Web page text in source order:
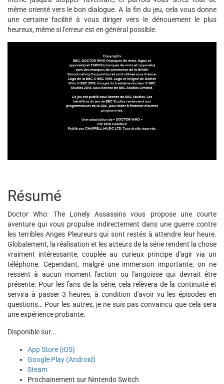
même orienté vers le bon dialogue. A la fin du jeu, cela vous donne
une certaine facilité à vous diriger vers le dénouement le plus
heureux, même si l'erreur est en général possible.
Résumé
Doctor Who: The Lonely Assassins vous propose une courte
aventure qui vous propulse indirectement dans une guerre contre
les terribles Anges Pleureurs qui sont restés à attendre leur heure.
Globalement, la réalisation et les acteurs de la série rendent la chose
vraiment intéressante, couplée au curieux principe d'agir via un
téléphone. Cependant, malgré une immersion importante, on ne
ressent à aucun moment l'action ou l'angoisse qui devrait être
présente. Pour les fans de la série, cela relèvera de la continuité et
servira à passer 3 heures, à condition d'avoir vu les épisodes en
questions… Pour les autres, je ne suis pas convaincu que cela sera
une expérience probante.
Disponible sur...
App Store (iOS)
Google Play (Android)
Steam
Prochainement sur Nintendo Switch